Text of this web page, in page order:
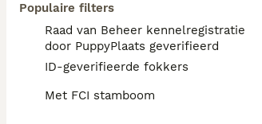
Populaire filters
Raad van Beheer kennelregistratie
door PuppyPlaats geverifieerd
ID-geverifieerde fokkers
Met FCI stamboom